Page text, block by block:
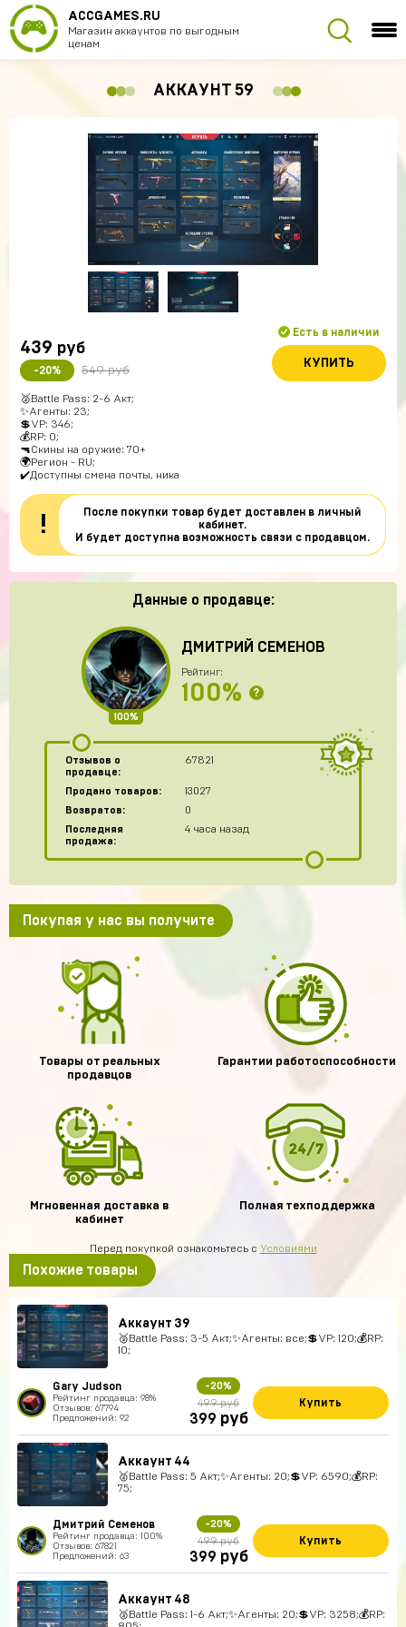
ACCGAMES.RU
Магазин аккаунтов по выгодным
ценам
АККАУНТ 59
439 руб
-20% 549 руб
Есть в наличии
КУПИТЬ
🥈Battle Pass: 2-6 Акт;
✨Агенты: 23;
💲VP: 346;
💰RP: 0;
🔫Скины на оружие: 70+
🌍Регион - RU;
✔️Доступны смена почты, ника
!
После покупки товар будет доставлен в личный
кабинет.
И будет доступна возможность связи с продавцом.
Данные о продавце:
100%
ДМИТРИЙ СЕМЕНОВ
Рейтинг:
100% ?
Отзывов о
продавце:
67821
Продано товаров:
13027
Возвратов:
0
Последняя
продажа:
4 часа назад
Покупая у нас вы получите
Товары от реальных
продавцов
Гарантии работоспособности
Мгновенная доставка в
кабинет
Полная техподдержка
Перед покупкой ознакомьтесь с Условиями
Похожие товары
Аккаунт 39
🥈Battle Pass: 3-5 Акт;✨Агенты: все;💲VP: 120;💰RP:
10;
Gary Judson
Рейтинг продавца: 98%
Отзывов: 67794
Предложений: 92
-20%
499 руб
399 руб
Купить
Аккаунт 44
🥈Battle Pass: 5 Акт;✨Агенты: 20;💲VP: 6590;💰RP:
75;
Дмитрий Семенов
Рейтинг продавца: 100%
Отзывов: 67821
Предложений: 63
-20%
499 руб
399 руб
Купить
Аккаунт 48
🥈Battle Pass: 1-6 Акт;✨Агенты: 20;💲VP: 3258;💰RP: